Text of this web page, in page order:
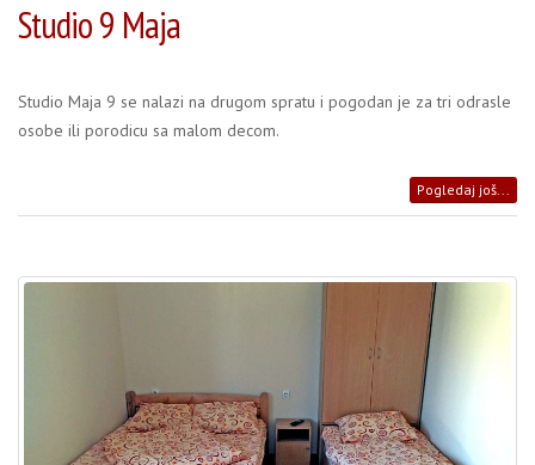
Studio 9 Maja
Studio Maja 9 se nalazi na drugom spratu i pogodan je za tri odrasle
osobe ili porodicu sa malom decom.
Pogledaj još...